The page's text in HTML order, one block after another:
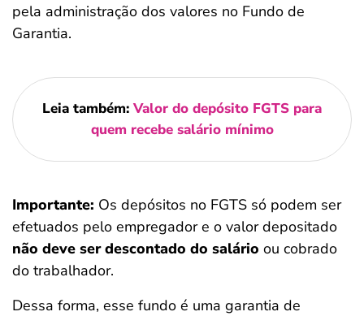
pela administração dos valores no Fundo de
Garantia.
Leia também: Valor do depósito FGTS para
quem recebe salário mínimo
Importante: Os depósitos no FGTS só podem ser
efetuados pelo empregador e o valor depositado
não deve ser descontado do salário ou cobrado
do trabalhador.
Dessa forma, esse fundo é uma garantia de